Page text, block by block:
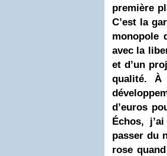
première
C’est la
monopole
avec la
et d’un
qualité.
d’euros
Échos,
passer du
rose